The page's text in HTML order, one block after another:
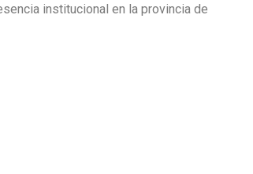
institucional en la provincia de